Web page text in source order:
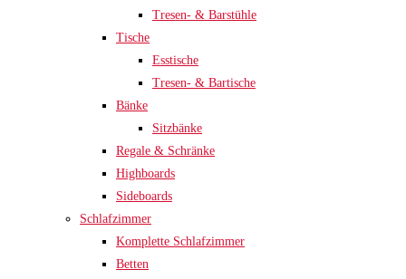
Tresen- & Barstühle
Tische
Esstische
Tresen- & Bartische
Bänke
Sitzbänke
Regale & Schränke
Highboards
Sideboards
Schlafzimmer
Komplette Schlafzimmer
Betten